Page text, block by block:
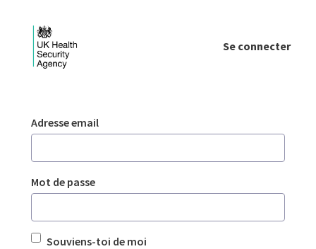
Se connecter
Authentification
Adresse email
Mot de passe
Souviens-toi de moi